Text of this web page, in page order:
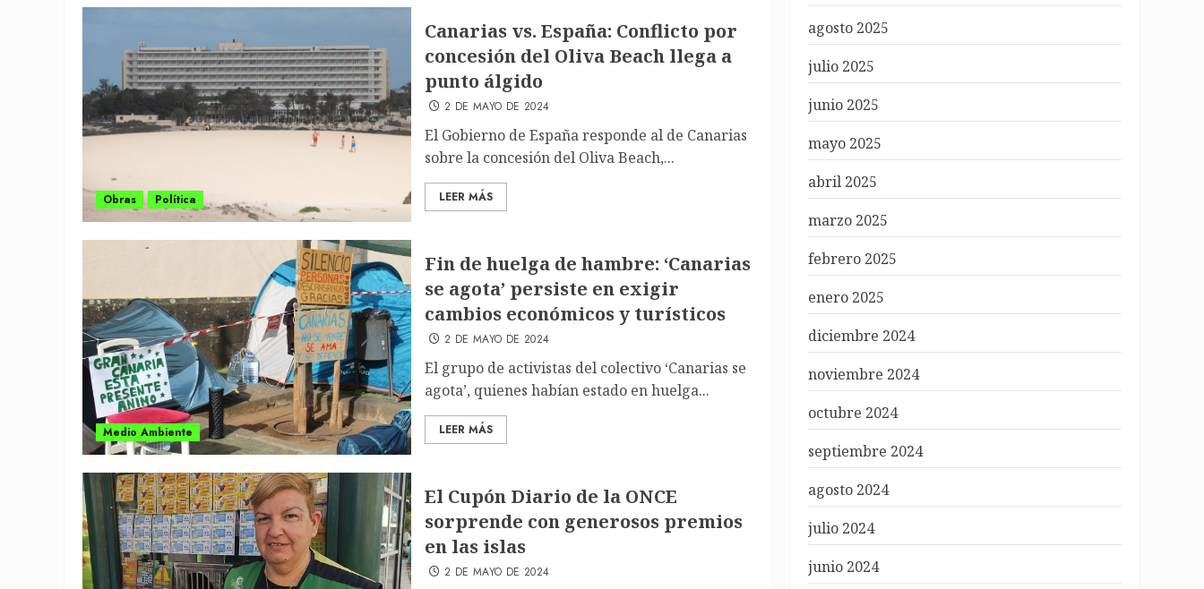
Obras Política
Canarias vs. España: Conflicto por
concesión del Oliva Beach llega a
punto álgido
2 DE MAYO DE 2024
El Gobierno de España responde al de Canarias
sobre la concesión del Oliva Beach,...
LEER MÁS
Medio Ambiente
Fin de huelga de hambre: ‘Canarias
se agota’ persiste en exigir
cambios económicos y turísticos
2 DE MAYO DE 2024
El grupo de activistas del colectivo ‘Canarias se
agota’, quienes habían estado en huelga...
LEER MÁS
El Cupón Diario de la ONCE
sorprende con generosos premios
en las islas
2 DE MAYO DE 2024
agosto 2025
julio 2025
junio 2025
mayo 2025
abril 2025
marzo 2025
febrero 2025
enero 2025
diciembre 2024
noviembre 2024
octubre 2024
septiembre 2024
agosto 2024
julio 2024
junio 2024